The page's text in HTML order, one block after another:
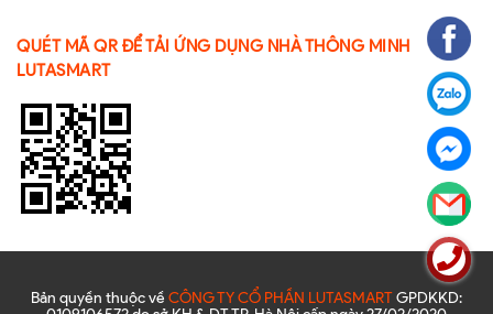
QUÉT MÃ QR ĐỂ TẢI ỨNG DỤNG NHÀ THÔNG MINH
LUTASMART
Bản quyền thuộc về CÔNG TY CỔ PHẦN LUTASMARTGPDKKD: